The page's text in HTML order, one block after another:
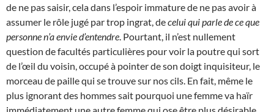
de ne pas saisir, cela dans l’espoir immature de ne pas avoir à
assumer le rôle jugé par trop ingrat, decelui qui parle de ce que
personne n’a envie d’entendre . Pourtant, il n’est nullement
question de facultés particulières pour voir la poutre qui sort
de l’œil du voisin, occupé à pointer de son doigt inquisiteur, le
morceau de paille qui se trouve sur nos cils. En fait, même le
plus ignorant des hommes sait pourquoi une femme va haïr
immédiatement une autre femme qui ose être plus désirable